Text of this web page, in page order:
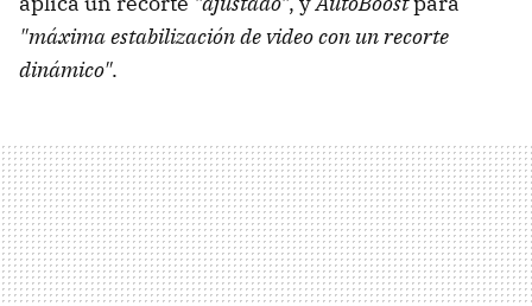
"máxima estabilización de video con un recorte
dinámico".